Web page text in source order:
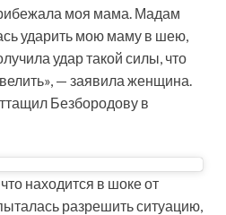
моя мама. Мадам
ударить мою маму в шею,
удар такой силы, что
— заявила женщина.
Безбородову в
находится в шоке от
разрешить ситуацию,